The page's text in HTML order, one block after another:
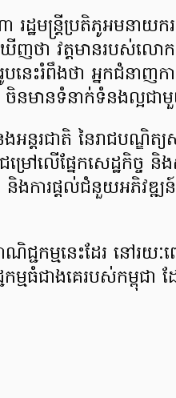
ដ្ឋមន្ត្រីប្រតិភូអមនាយករ
ឃើញថា វត្តមានរបស់ល
បនេះរំពឹងថា អ្នកជំនាញ
ចិនមានទំនាក់ទំនងល្អជ
អន្តរជាតិ នៃរាជបណ្ឌិត្
ៅលើផ្នែកសេដ្ឋកិច្ច និង
និងការផ្ដល់ជំនួយអភិវឌ្ឍ
ណិជ្ជកម្មនេះដែរ នៅរយ
ម្មធំជាងគេរបស់កម្ពុជា